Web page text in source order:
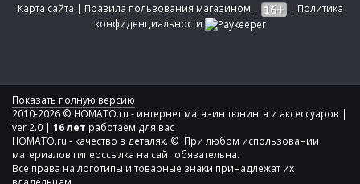
Карта сайта | Правила пользования магазином | | Политика
конфиденциальности
Показать полную версию
2010-2026 © HOMATO.ru - интернет магазин тюнинга и аксессуаров |
ver 2.0 | 16 лет работаем для вас
HOMATO.ru - качество в деталях. © При любом использовании
материалов гиперссылка на сайт обязательна.
Все права на логотипы и товарные знаки принадлежат их